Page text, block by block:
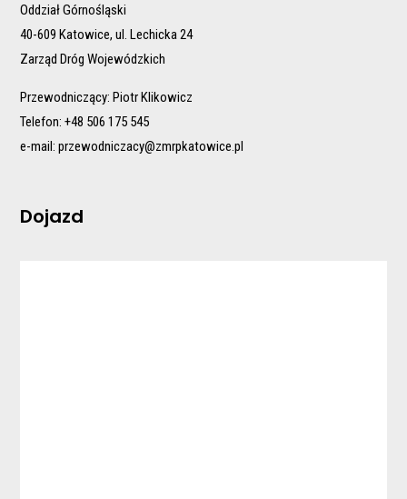
Oddział Górnośląski
40-609 Katowice, ul. Lechicka 24
Zarząd Dróg Wojewódzkich
Przewodniczący: Piotr Klikowicz
Telefon: +48 506 175 545
e-mail:przewodniczacy@zmrpkatowice.pl
Dojazd